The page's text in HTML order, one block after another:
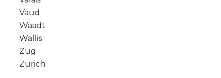
Vaud
Waadt
Wallis
Zug
Zürich